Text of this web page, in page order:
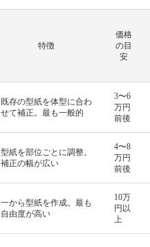
特徴
価格
の目
安
既存の型紙を体型に合わ
せて補正。最も一般的
3〜6
万円
前後
型紙を部位ごとに調整。
補正の幅が広い
4〜8
万円
前後
一から型紙を作成。最も
自由度が高い
10万
円以
上